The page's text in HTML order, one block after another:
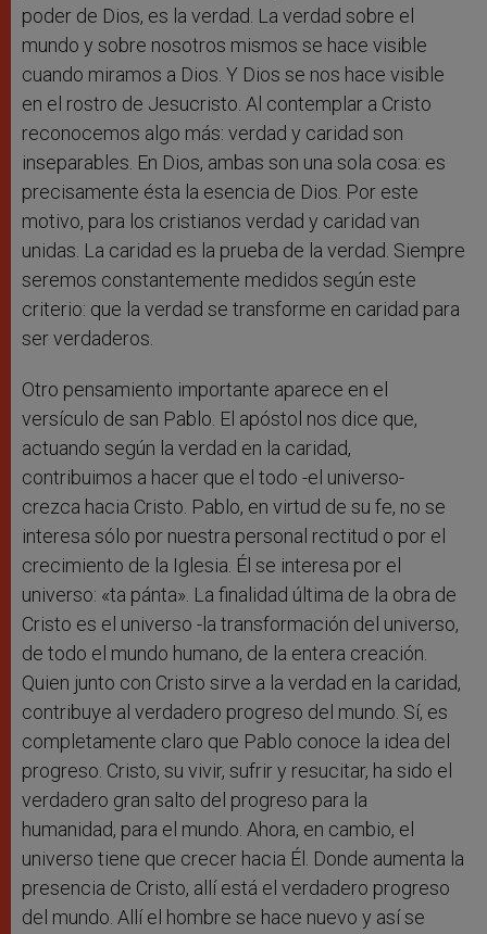
poder de Dios, es la verdad. La verdad sobre el
mundo y sobre nosotros mismos se hace visible
cuando miramos a Dios. Y Dios se nos hace visible
en el rostro de Jesucristo. Al contemplar a Cristo
reconocemos algo más: verdad y caridad son
inseparables. En Dios, ambas son una sola cosa: es
precisamente ésta la esencia de Dios. Por este
motivo, para los cristianos verdad y caridad van
unidas. La caridad es la prueba de la verdad. Siempre
seremos constantemente medidos según este
criterio: que la verdad se transforme en caridad para
ser verdaderos.
Otro pensamiento importante aparece en el
versículo de san Pablo. El apóstol nos dice que,
actuando según la verdad en la caridad,
contribuimos a hacer que el todo -el universo-
crezca hacia Cristo. Pablo, en virtud de su fe, no se
interesa sólo por nuestra personal rectitud o por el
crecimiento de la Iglesia. Él se interesa por el
universo: «ta pánta». La finalidad última de la obra de
Cristo es el universo -la transformación del universo,
de todo el mundo humano, de la entera creación.
Quien junto con Cristo sirve a la verdad en la caridad,
contribuye al verdadero progreso del mundo. Sí, es
completamente claro que Pablo conoce la idea del
progreso. Cristo, su vivir, sufrir y resucitar, ha sido el
verdadero gran salto del progreso para la
humanidad, para el mundo. Ahora, en cambio, el
universo tiene que crecer hacia Él. Donde aumenta la
presencia de Cristo, allí está el verdadero progreso
del mundo. Allí el hombre se hace nuevo y así se